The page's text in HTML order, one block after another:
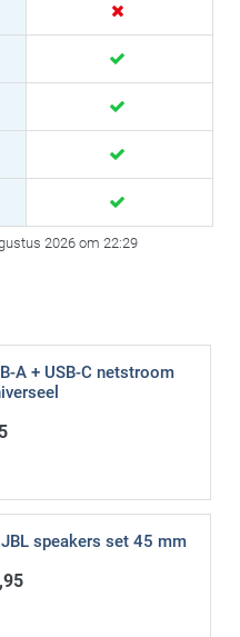
2026 om 22:29
A + USB-C netstroom
JBL speakers set 45 mm